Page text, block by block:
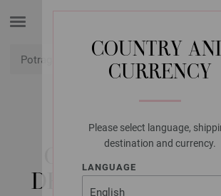
COUNTRY
CURRENCY
Please select language,
destination and currency.
LANGUAGE
LANA GROSSA
OKRUGLA IGLA
DRVO-DIZAJN